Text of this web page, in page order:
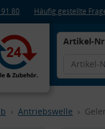
80 Häufig gestellte
Artikel-
Antriebswelle